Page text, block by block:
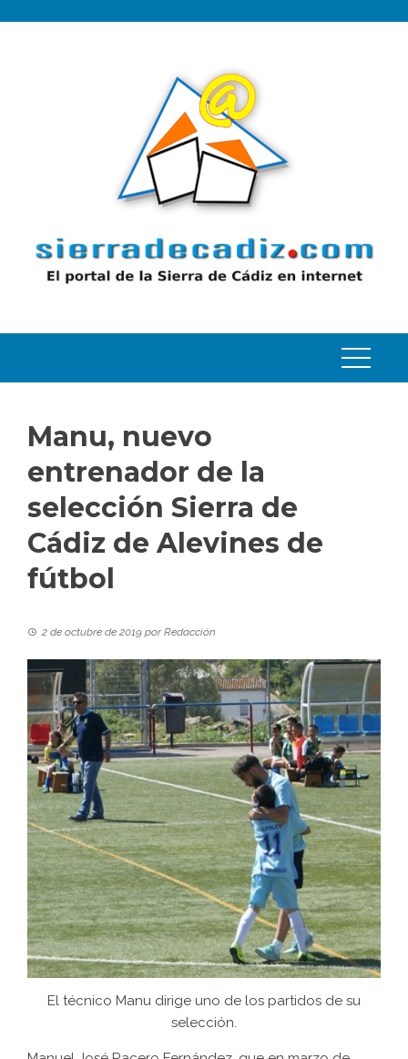
Manu, nuevo
entrenador de la
selección Sierra de
Cádiz de Alevines de
fútbol
2 de octubre de 2019 porRedacción
El técnico Manu dirige uno de los partidos de su
selección.